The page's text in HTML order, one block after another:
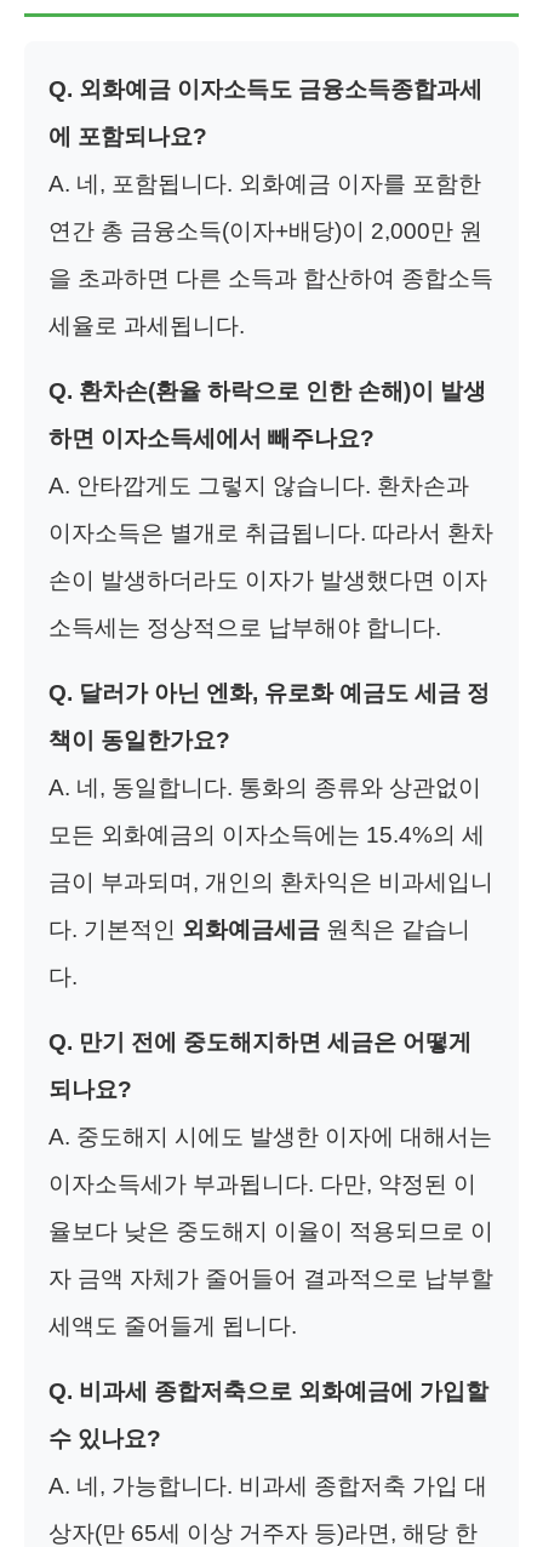
Q. 외화예금 이자소득도 금융소득종합과세
에 포함되나요?
A. 네, 포함됩니다. 외화예금 이자를 포함한
연간 총 금융소득(이자+배당)이 2,000만 원
을 초과하면 다른 소득과 합산하여 종합소득
세율로 과세됩니다.
Q. 환차손(환율 하락으로 인한 손해)이 발생
하면 이자소득세에서 빼주나요?
A. 안타깝게도 그렇지 않습니다. 환차손과
이자소득은 별개로 취급됩니다. 따라서 환차
손이 발생하더라도 이자가 발생했다면 이자
소득세는 정상적으로 납부해야 합니다.
Q. 달러가 아닌 엔화, 유로화 예금도 세금 정
책이 동일한가요?
A. 네, 동일합니다. 통화의 종류와 상관없이
모든 외화예금의 이자소득에는 15.4%의 세
금이 부과되며, 개인의 환차익은 비과세입니
다. 기본적인 외화예금세금 원칙은 같습니
다.
Q. 만기 전에 중도해지하면 세금은 어떻게
되나요?
A. 중도해지 시에도 발생한 이자에 대해서는
이자소득세가 부과됩니다. 다만, 약정된 이
율보다 낮은 중도해지 이율이 적용되므로 이
자 금액 자체가 줄어들어 결과적으로 납부할
세액도 줄어들게 됩니다.
Q. 비과세 종합저축으로 외화예금에 가입할
수 있나요?
A. 네, 가능합니다. 비과세 종합저축 가입 대
상자(만 65세 이상 거주자 등)라면, 해당 한